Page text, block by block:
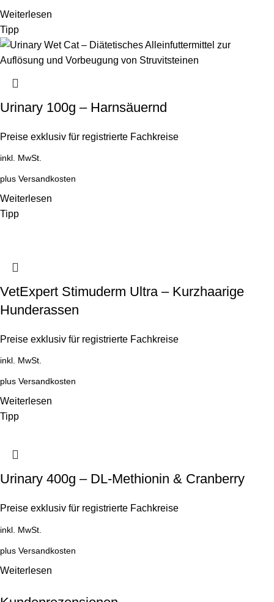
Weiterlesen
Tipp
Urinary 100g – Harnsäuernd
Preise exklusiv für registrierte Fachkreise
inkl. MwSt.
plus Versandkosten
Weiterlesen
Tipp
VetExpert Stimuderm Ultra – Kurzhaarige
Hunderassen
Preise exklusiv für registrierte Fachkreise
inkl. MwSt.
plus Versandkosten
Weiterlesen
Tipp
Urinary 400g – DL-Methionin & Cranberry
Preise exklusiv für registrierte Fachkreise
inkl. MwSt.
plus Versandkosten
Weiterlesen